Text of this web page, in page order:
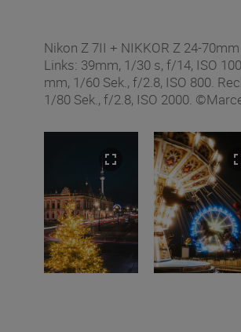
Nikon Z 7II + NIKKOR Z 24-
Links: 39mm, 1/30 s, f/14, ISO
mm, 1/60 Sek., f/2.8, ISO 800.
1/80 Sek., f/2.8, ISO 2000.